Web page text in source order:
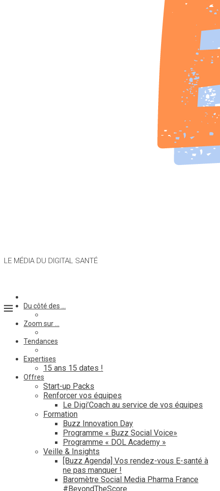
LE MÉDIA DU DIGITAL SANTÉ
Du côté des …
Zoom sur …
Tendances
Expertises
15 ans 15 dates !
Offres
Start-up Packs
Renforcer vos équipes
Le Digi’Coach au service de vos équipes
Formation
Buzz Innovation Day
Programme « Buzz Social Voice»
Programme « DOL Academy »
Veille & Insights
[Buzz Agenda] Vos rendez-vous E-santé à
ne pas manquer !
Baromètre Social Media Pharma France
#BeyondTheScore